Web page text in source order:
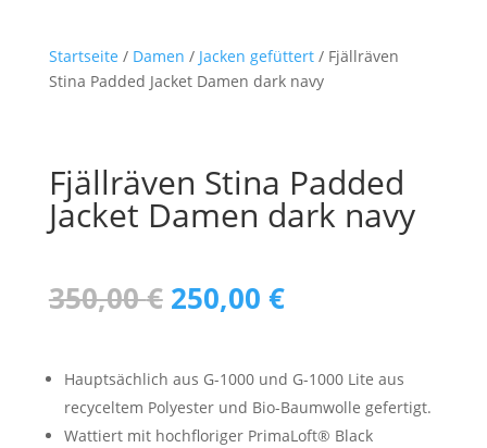
Startseite / Damen / Jacken gefüttert/ Fjällräven
Stina Padded Jacket Damen dark navy
Fjällräven Stina Padded
Jacket Damen dark navy
350,00€ Ursprünglicher
Preis
350,00 €
250,00 €Aktueller
Preis
250,00 €.
Hauptsächlich aus G-1000 und G-1000 Lite aus
recyceltem Polyester und Bio-Baumwolle gefertigt.
Wattiert mit hochfloriger PrimaLoft® Black